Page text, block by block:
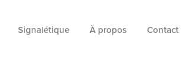
Signalétique À propos Contact